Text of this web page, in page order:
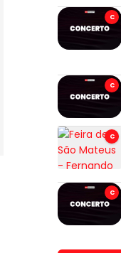
C
C
C
C